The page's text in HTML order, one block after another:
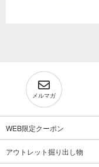
メルマガ
WEB限定クーポン
アウトレット掘り出し物